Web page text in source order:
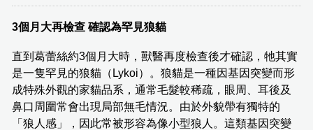
3個月大再檢查 確認為罕見狼貓
直到葛蕾絲約3個月大時，獸醫再度檢查後才確認，牠其實
是一隻罕見的狼貓（Lykoi）。狼貓是一種因基因突變而形
成特殊外觀的家貓品系，通常毛髮較稀疏，眼周、耳後及
鼻口周圍常會出現局部無毛情況。由於外貌帶有獨特的
「狼人感」，因此常被形容為像小型狼人。這類基因突變